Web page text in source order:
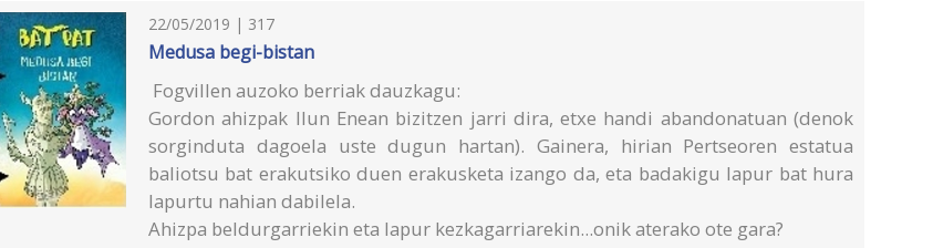
22/05/2019 | 317
Medusa begi-bistan
Fogvillen auzoko berriak dauzkagu:
Gordon ahizpak Ilun Enean bizitzen jarri dira, etxe handi abandonatuan (denok
sorginduta dagoela uste dugun hartan). Gainera, hirian Pertseoren estatua
baliotsu bat erakutsiko duen erakusketa izango da, eta badakigu lapur bat hura
lapurtu nahian dabilela.
Ahizpa beldurgarriekin eta lapur kezkagarriarekin...onik aterako ote gara?